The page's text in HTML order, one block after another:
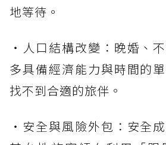
地等待。
・人口結構改變：晚婚、
多具備經濟能力與時間的
找不到合適的旅伴。
・安全與風險外包：安全